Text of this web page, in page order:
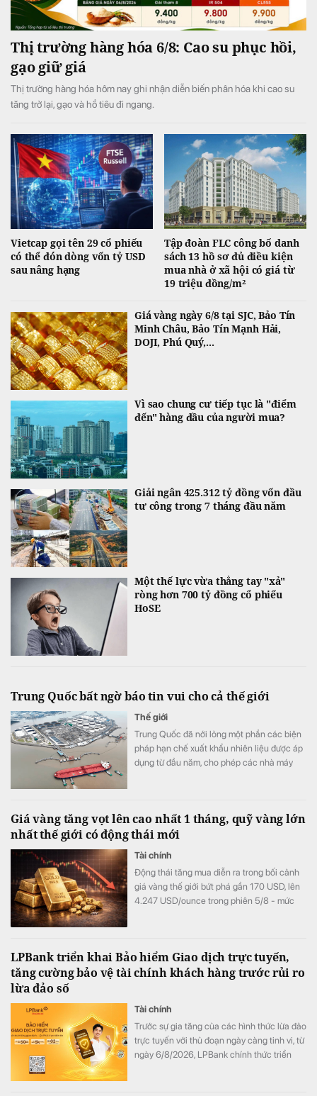
Thị trường hàng hóa 6/8: Cao su phục hồi,
gạo giữ giá
Thị trường hàng hóa hôm nay ghi nhận diễn biến phân hóa khi cao su
tăng trở lại, gạo và hồ tiêu đi ngang.
Vietcap gọi tên 29 cổ phiếu
có thể đón dòng vốn tỷ USD
sau nâng hạng
Tập đoàn FLC công bố danh
sách 13 hồ sơ đủ điều kiện
mua nhà ở xã hội có giá từ
19 triệu đồng/m²
Giá vàng ngày 6/8 tại SJC, Bảo Tín
Minh Châu, Bảo Tín Mạnh Hải,
DOJI, Phú Quý,...
Vì sao chung cư tiếp tục là "điểm
đến" hàng đầu của người mua?
Giải ngân 425.312 tỷ đồng vốn đầu
tư công trong 7 tháng đầu năm
Một thế lực vừa thẳng tay "xả"
ròng hơn 700 tỷ đồng cổ phiếu
HoSE
Trung Quốc bất ngờ báo tin vui cho cả thế giới
Thế giới
Trung Quốc đã nới lỏng một phần các biện
pháp hạn chế xuất khẩu nhiên liệu được áp
dụng từ đầu năm, cho phép các nhà máy
Giá vàng tăng vọt lên cao nhất 1 tháng, quỹ vàng lớn
nhất thế giới có động thái mới
Tài chính
Động thái tăng mua diễn ra trong bối cảnh
giá vàng thế giới bứt phá gần 170 USD, lên
4.247 USD/ounce trong phiên 5/8 - mức
LPBank triển khai Bảo hiểm Giao dịch trực tuyến,
tăng cường bảo vệ tài chính khách hàng trước rủi ro
lừa đảo số
Tài chính
Trước sự gia tăng của các hình thức lừa đảo
trực tuyến với thủ đoạn ngày càng tinh vi, từ
ngày 6/8/2026, LPBank chính thức triển